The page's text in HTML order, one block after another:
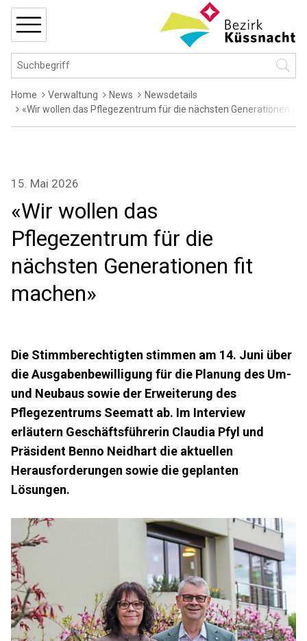
Navigieren in Küssnacht
Schnellnavigation
Hauptnavigation
Suchbegriff
Breadcrumb
Home Verwaltung News
Newsdetails
«Wir wollen das Pflegezentrum für die nächsten Generationen fit
«Wir wollen das
Pflegezentrum für die
nächsten Generationen fit
machen»
15. Mai 2026
Die Stimmberechtigten stimmen am 14. Juni über
die Ausgabenbewilligung für die Planung des Um-
und Neubaus sowie der Erweiterung des
Pflegezentrums Seematt ab. Im Interview
erläutern Geschäftsführerin Claudia Pfyl und
Präsident Benno Neidhart die aktuellen
Herausforderungen sowie die geplanten
Lösungen.